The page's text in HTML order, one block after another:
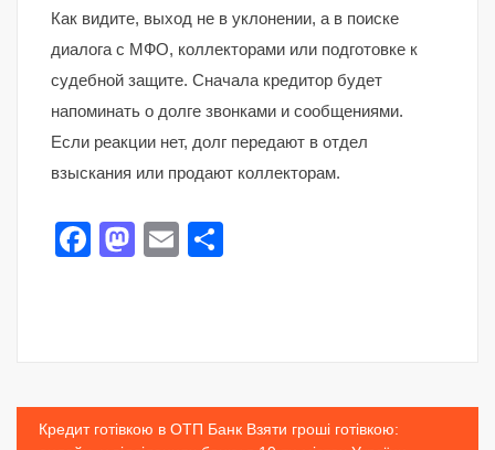
Как видите, выход не в уклонении, а в поиске
диалога с МФО, коллекторами или подготовке к
судебной защите. Сначала кредитор будет
напоминать о долге звонками и сообщениями.
Если реакции нет, долг передают в отдел
взыскания или продают коллекторам.
Facebook
Mastodon
Email
Post
Кредит готівкою в ОТП Банк Взяти гроші готівкою: